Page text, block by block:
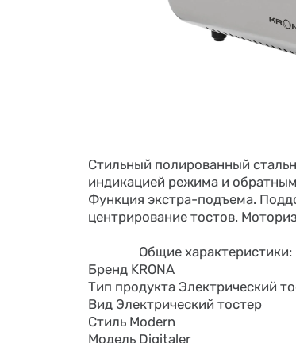
Стильный полированный
индикацией режима и
Функция экстра-подъема.
центрирование тостов.
Общие характеристики:
Бренд KRONA
Тип продукта Электрический
Вид Электрический тостер
Стиль Modern
Модель Digitaler